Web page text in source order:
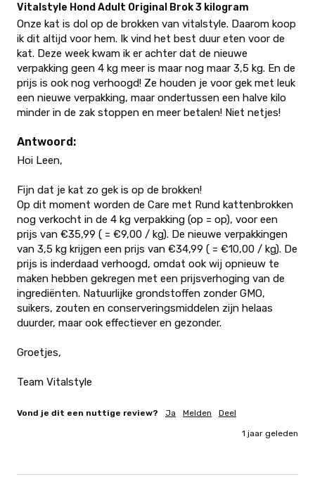
Vitalstyle Hond Adult Original Brok 3 kilogram
Onze kat is dol op de brokken van vitalstyle. Daarom koop
ik dit altijd voor hem. Ik vind het best duur eten voor de
kat. Deze week kwam ik er achter dat de nieuwe
verpakking geen 4 kg meer is maar nog maar 3,5 kg. En de
prijs is ook nog verhoogd! Ze houden je voor gek met leuk
een nieuwe verpakking, maar ondertussen een halve kilo
minder in de zak stoppen en meer betalen! Niet netjes!
Antwoord:
Hoi Leen,
Fijn dat je kat zo gek is op de brokken!
Op dit moment worden de Care met Rund kattenbrokken
nog verkocht in de 4 kg verpakking (op = op), voor een
prijs van €35,99 ( = €9,00 / kg). De nieuwe verpakkingen
van 3,5 kg krijgen een prijs van €34,99 ( = €10,00 / kg). De
prijs is inderdaad verhoogd, omdat ook wij opnieuw te
maken hebben gekregen met een prijsverhoging van de
ingrediënten. Natuurlijke grondstoffen zonder GMO,
suikers, zouten en conserveringsmiddelen zijn helaas
duurder, maar ook effectiever en gezonder.
Groetjes,
Team Vitalstyle
Vond je dit een nuttige review? Ja Melden Deel
1 jaar geleden